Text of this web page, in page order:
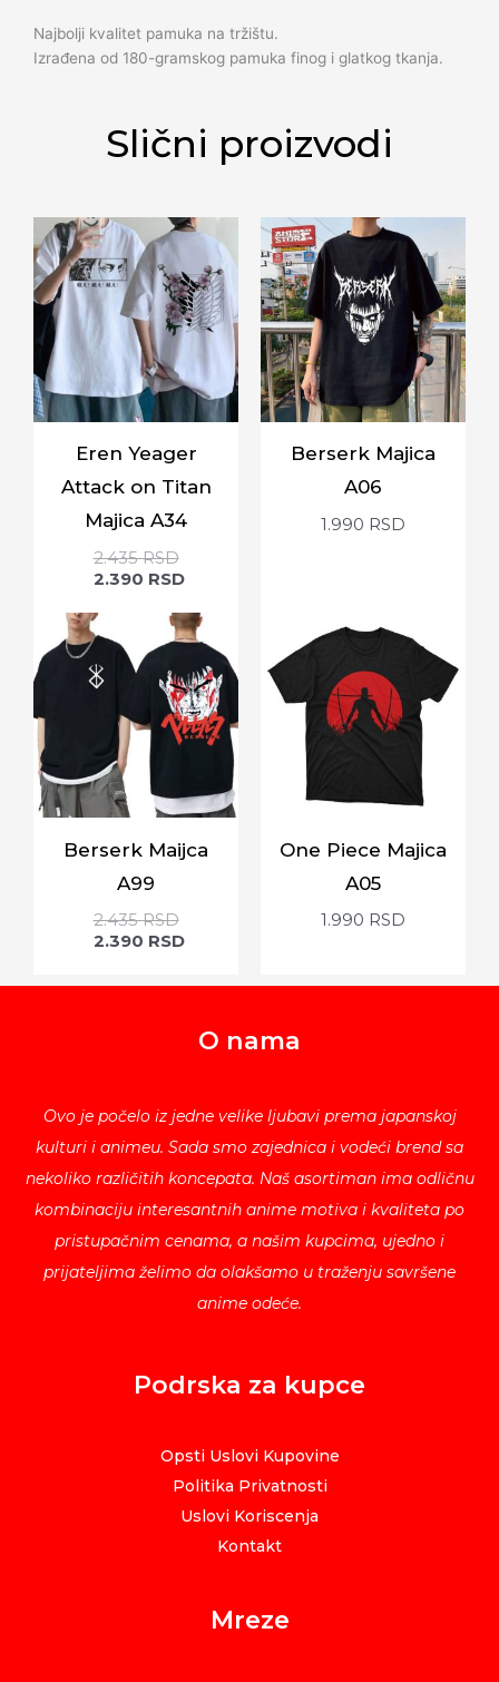
Najbolji kvalitet pamuka na tržištu.
Izrađena od 180-gramskog pamuka finog i glatkog tkanja.
Slični proizvodi
Eren Yeager
Attack on Titan
Majica A34
2.435RSD
2.390 RSD
Berserk Majica
A06
1.990 RSD
Berserk Maijca
A99
2.435RSD
2.390 RSD
One Piece Majica
A05
1.990 RSD
O nama
Ovo je počelo iz jedne velike ljubavi prema japanskoj
kulturi i animeu. Sada smo zajednica i vodeći brend sa
nekoliko različitih koncepata. Naš asortiman ima odličnu
kombinaciju interesantnih anime motiva i kvaliteta po
pristupačnim cenama, a našim kupcima, ujedno i
prijateljima želimo da olakšamo u traženju savršene
anime odeće.
Podrska za kupce
Opsti Uslovi Kupovine
Politika Privatnosti
Uslovi Koriscenja
Kontakt
Mreze